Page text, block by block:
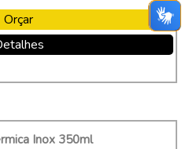
Orçar
Inox 350ml